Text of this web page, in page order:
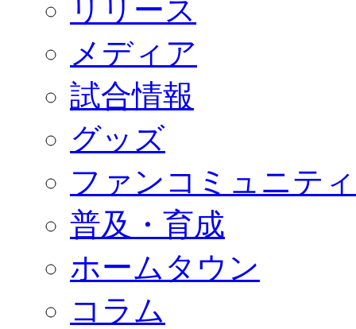
観戦ルール＆マナー
2026/27ファンコミュニティ
サポートショップ
GOODS
オフィシャルストア（実店舗）
オンラインストア
ACADEMY
アカデミーについて
コーチ&スタッフ
ジュニア
ジュニアユース
ユース
練習拠点（ナラディーア）
SCHOOL
CLUB
パートナー募集
クラブ理念
リリース
メディア
試合情報
グッズ
ファンコミュニティ
普及・育成
ホームタウン
コラム